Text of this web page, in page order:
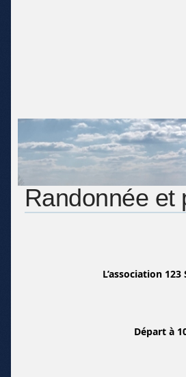
Randonnée et
L’association
Départ à